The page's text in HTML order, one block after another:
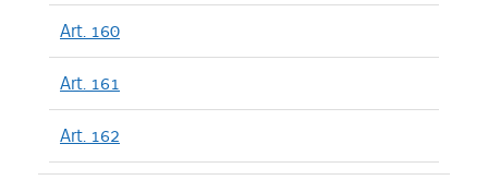
Art. 160
Art. 161
Art. 162